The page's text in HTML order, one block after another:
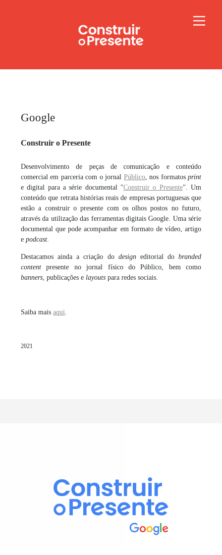
Google
Construir o Presente
Desenvolvimento de peças de comunicação e conteúdo
comercial em parceria com o jornal Público, nos formatosprint
e digital para a série documental "Construir o Presente". Um
conteúdo que retrata histórias reais de empresas portuguesas que
estão a construir o presente com os olhos postos no futuro,
através da utilização das ferramentas digitaisGoogle. Uma série
documental que pode acompanhar em formato de vídeo, artigo
e podcast.
Destacamos ainda a criação do designeditorial do branded
content presente no jornal físico doPúblico, bem como
banners, publicações e layouts para redes sociais.
Saiba mais aqui.
2021